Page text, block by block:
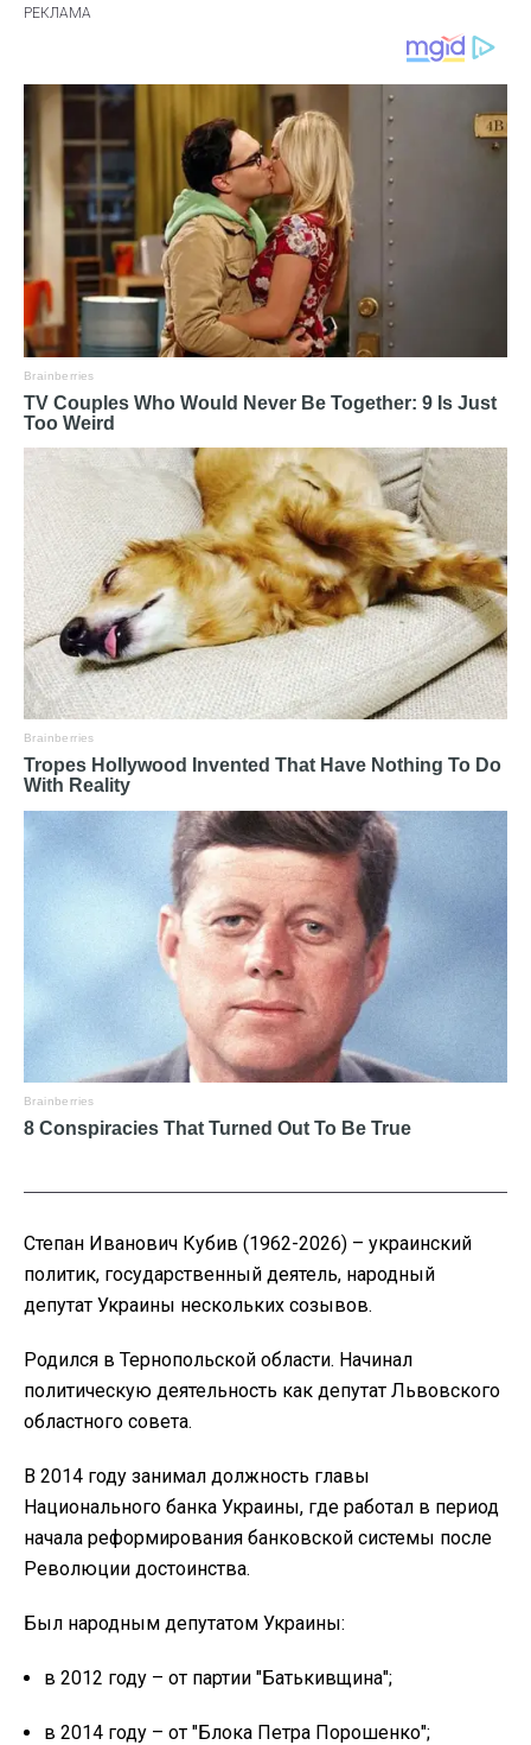
Степан Иванович Кубив (1962-2026) – украинский
политик, государственный деятель, народный
депутат Украины нескольких созывов.
Родился в Тернопольской области. Начинал
политическую деятельность как депутат Львовского
областного совета.
В 2014 году занимал должность главы
Национального банка Украины, где работал в период
начала реформирования банковской системы после
Революции достоинства.
Был народным депутатом Украины:
в 2012 году – от партии "Батькивщина";
в 2014 году – от "Блока Петра Порошенко";